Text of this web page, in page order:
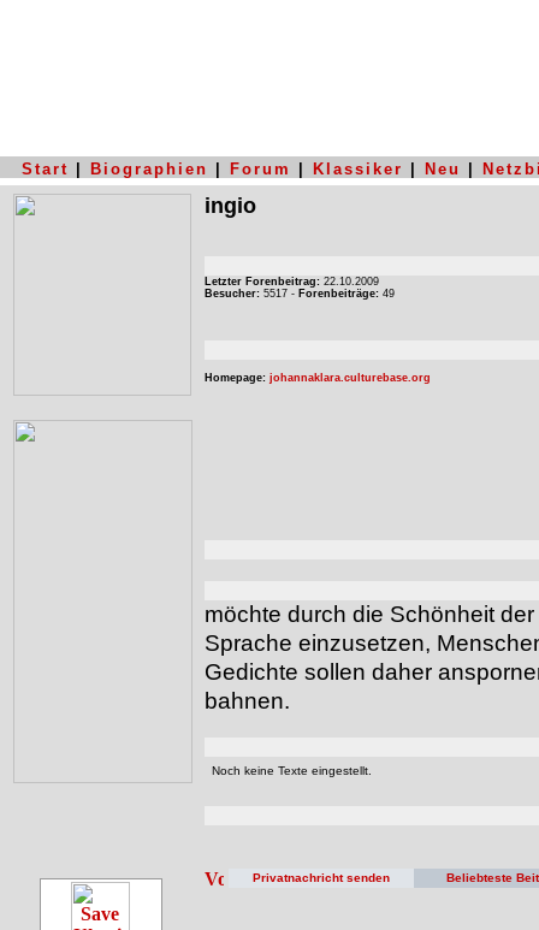
Start Biographien Forum Klassiker Neu
ingio
Letzter Forenbeitrag: 22.10.2009
Besucher: 5517 - Forenbeiträge: 49
Homepage: johannaklara.culturebase.org
möchte durch die Schönheit
Sprache einzusetzen,
Gedichte sollen daher
bahnen.
Noch keine Texte eingestellt.
Privatnachricht senden Beliebteste